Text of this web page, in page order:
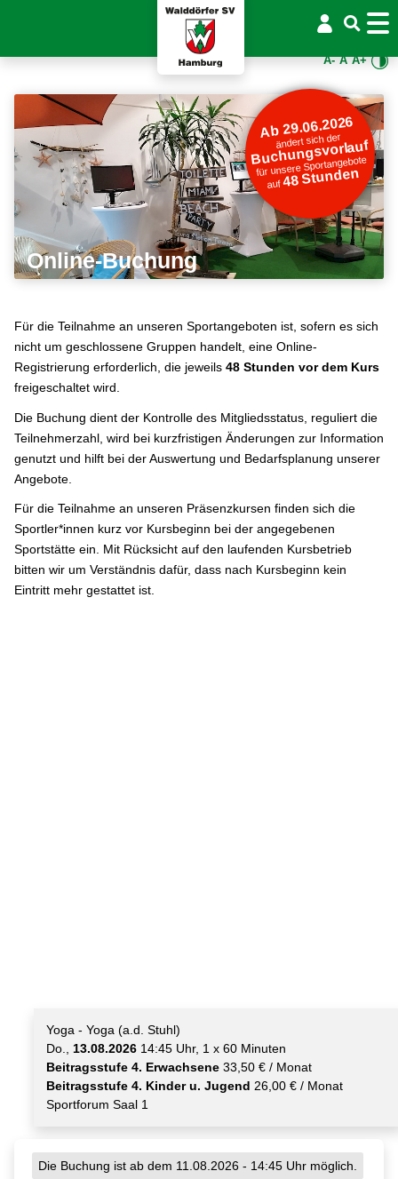
A- A A+
Ab 29.06.2026
ändert sich der
Buchungsvorlauf
für unsere Sportangebote
auf48 Stunden
Online-Buchung
Für die Teilnahme an unseren Sportangeboten ist, sofern es sich
nicht um geschlossene Gruppen handelt, eine Online-
Registrierung erforderlich, die jeweils 48 Stunden vor dem Kurs
freigeschaltet wird.
Die Buchung dient der Kontrolle des Mitgliedsstatus, reguliert die
Teilnehmerzahl, wird bei kurzfristigen Änderungen zur Information
genutzt und hilft bei der Auswertung und Bedarfsplanung unserer
Angebote.
Für die Teilnahme an unseren Präsenzkursen finden sich die
Sportler*innen kurz vor Kursbeginn bei der angegebenen
Sportstätte ein. Mit Rücksicht auf den laufenden Kursbetrieb
bitten wir um Verständnis dafür, dass nach Kursbeginn kein
Eintritt mehr gestattet ist.
Yoga - Yoga (a.d. Stuhl)
Do., 13.08.2026 14:45 Uhr, 1 x 60 Minuten
Beitragsstufe 4. Erwachsene 33,50 € / Monat
Beitragsstufe 4. Kinder u. Jugend 26,00 € / Monat
Sportforum Saal 1
Die Buchung ist ab dem 11.08.2026 - 14:45 Uhr möglich.